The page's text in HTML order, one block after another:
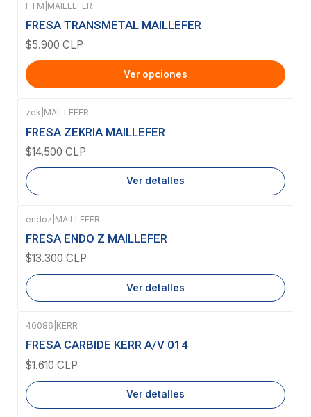
FTM MAILLEFER
FRESA TRANSMETAL MAILLEFER
$5.900 CLP
Ver opciones
Agotado
zek MAILLEFER
FRESA ZEKRIA MAILLEFER
$14.500 CLP
Ver detalles
Agotado
endoz MAILLEFER
FRESA ENDO Z MAILLEFER
$13.300 CLP
Ver detalles
Agotado
40086 KERR
FRESA CARBIDE KERR A/V 014
$1.610 CLP
Ver detalles